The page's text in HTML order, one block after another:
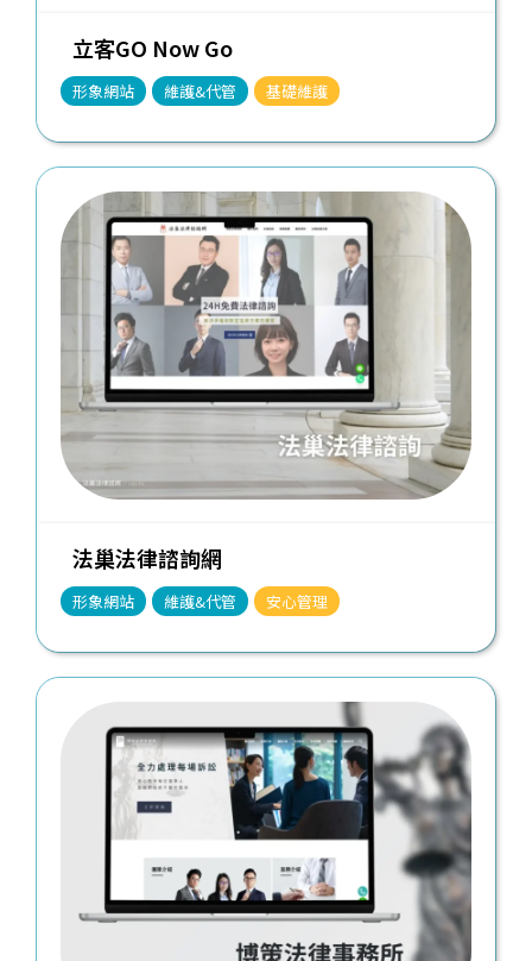
立客GO Now Go
形象網站 維護&代管 基礎維護
法巢法律諮詢網
形象網站 維護&代管 安心管理